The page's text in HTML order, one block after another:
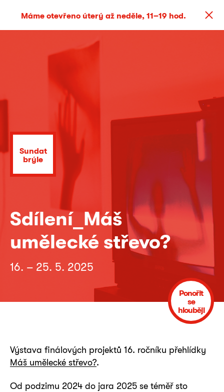
Máme otevřeno úterý až neděle, 11–19 hod.
Sundat
brýle
Sdílení_Máš
umělecké střevo?
16. – 25. 5. 2025
Ponořit
se
hlouběji
Výstava finálových projektů 16. ročníku přehlídky
Máš umělecké střevo?.
Od podzimu 2024 do jara 2025 se téměř sto